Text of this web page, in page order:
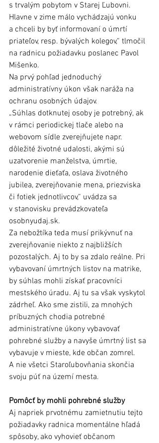
s trvalým pobytom v Starej Ľubovni.
Hlavne v zime málo vychádzajú vonku
a chceli by byť informovaní o úmrtí
priateľov, resp. bývalých kolegov,“ tlmočil
na radnicu požiadavku poslanec Pavol
Mišenko.
Na prvý pohľad jednoduchý
administratívny úkon však naráža na
ochranu osobných údajov.
„Súhlas dotknutej osoby je potrebný, ak
v rámci periodickej tlače alebo na
webovom sídle zverejňujete napr.
dôležité životné udalosti, akými sú
uzatvorenie manželstva, úmrtie,
narodenie dieťaťa, oslava životného
jubilea, zverejňovanie mena, priezviska
či fotiek jednotlivcov,“ uvádza sa
v stanovisku prevádzkovateľa
osobnyudaj.sk.
Za nebožtíka teda musí prikývnuť na
zverejňovanie niekto z najbližších
pozostalých. Aj to by sa zdalo reálne. Pri
vybavovaní úmrtných listov na matrike,
by súhlas mohli získať pracovníci
mestského úradu. Aj tu sa však vyskytol
zádrheľ. Ako sme zistili, za mnohých
príbuzných chodia potrebné
administratívne úkony vybavovať
pohrebné služby a navyše úmrtný list sa
vybavuje v mieste, kde občan zomrel.
A nie všetci Staroľubovňania skončia
svoju púť na území mesta.
Pomôcť by mohli pohrebné služby
Aj napriek prvotnému zamietnutiu tejto
požiadavky radnica momentálne hľadá
spôsoby, ako vyhovieť občanom